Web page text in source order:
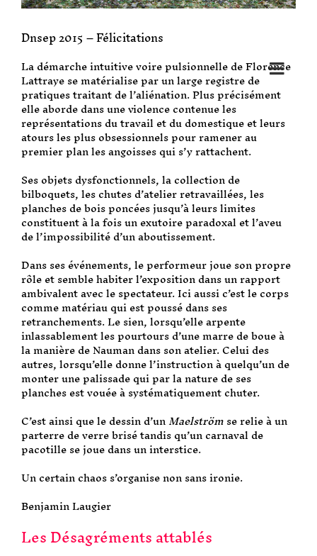
Dnsep 2015 – Félicitations
La démarche intuitive voire pulsionnelle de Florence
Lattraye se matérialise par un large registre de
pratiques traitant de l’aliénation. Plus précisément
elle aborde dans une violence contenue les
représentations du travail et du domestique et leurs
atours les plus obsessionnels pour ramener au
premier plan les angoisses qui s’y rattachent.
Ses objets dysfonctionnels, la collection de
bilboquets, les chutes d’atelier retravaillées, les
planches de bois poncées jusqu’à leurs limites
constituent à la fois un exutoire paradoxal et l’aveu
de l’impossibilité d’un aboutissement.
Dans ses événements, le performeur joue son propre
rôle et semble habiter l’exposition dans un rapport
ambivalent avec le spectateur. Ici aussi c’est le corps
comme matériau qui est poussé dans ses
retranchements. Le sien, lorsqu’elle arpente
inlassablement les pourtours d’une marre de boue à
la manière de Nauman dans son atelier. Celui des
autres, lorsqu’elle donne l’instruction à quelqu’un de
monter une palissade qui par la nature de ses
planches est vouée à systématiquement chuter.
C’est ainsi que le dessin d’unMaelströmse relie à un
parterre de verre brisé tandis qu’un carnaval de
pacotille se joue dans un interstice.
Un certain chaos s’organise non sans ironie.
Benjamin Laugier
Les Désagréments attablés